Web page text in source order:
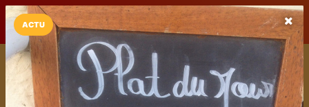
LaCarte LaCarte sur
Play Store
Installez l'App LaCarte
Téléchargez gratuitement l'app LaCarte pour suivre vos
commerces favoris et ne rien rater !
ACTU